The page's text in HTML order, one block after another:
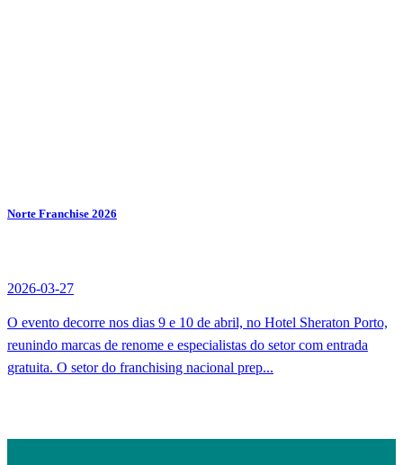
Norte Franchise 2026
2026-03-27
O evento decorre nos dias 9 e 10 de abril, no Hotel Sheraton Porto,
reunindo marcas de renome e especialistas do setor com entrada
gratuita. O setor do franchising nacional prep...